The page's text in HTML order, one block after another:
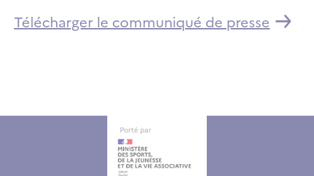
Télécharger le communiqué de presse
Autres informations
Autres informations
Porté par